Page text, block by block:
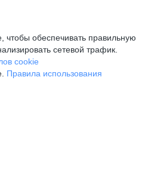
обеспечивать правильную
сетевой трафик.
cookie
Правила использования